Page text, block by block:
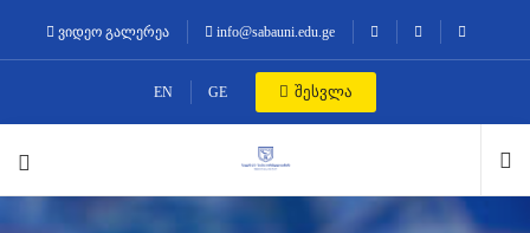
ვიდეო გალერეა info@sabauni.edu.ge
EN GE შესვლა